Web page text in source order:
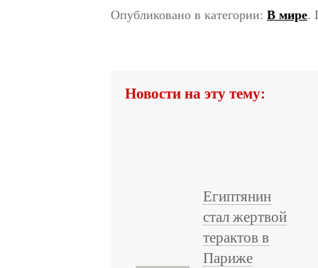
Опубликовано в категории: В мире.
Новости на эту тему:
Египтянин
стал жертвой
терактов в
Париже